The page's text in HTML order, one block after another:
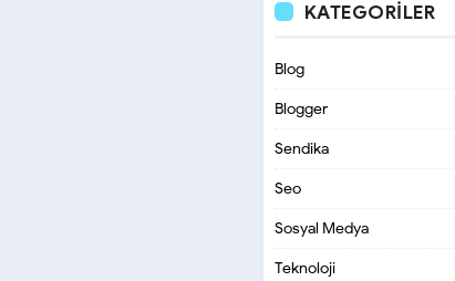
KATEGORILER
Blog
Blogger
Sendika
Seo
Sosyal Medya
Teknoloji